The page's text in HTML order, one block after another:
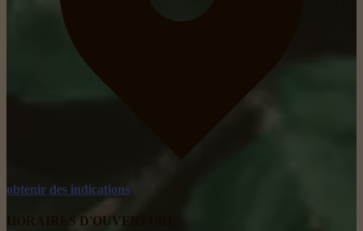
obtenir des indications
HORAIRES D'OUVERTURE: